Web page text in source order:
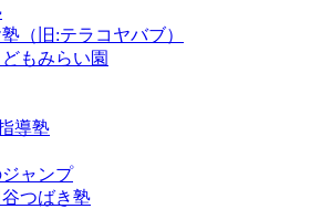
（旧:テラコヤバブ）
もみらい園
導塾
ャンプ
つばき塾